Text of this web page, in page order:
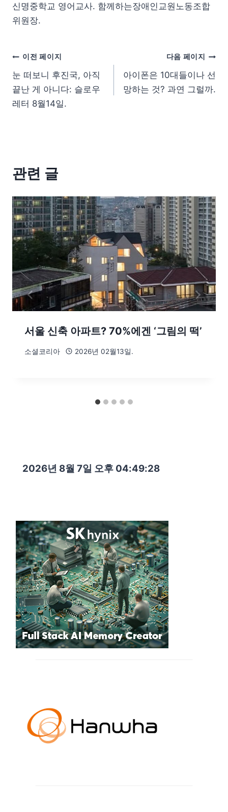
신명중학교 영어교사. 함께하는장애인교원노동조합
위원장.
이전 페이지
눈 떠보니 후진국, 아직
끝난 게 아니다: 슬로우
레터 8월14일.
다음 페이지
아이폰은 10대들이나 선
망하는 것? 과연 그럴까.
관련 글
서울 신축 아파트? 70%에겐 ‘그림의 떡’
소셜코리아 2026년 02월13일.
2026년 8월 7일 오후 04:49:29